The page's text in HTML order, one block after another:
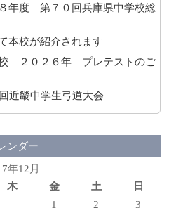
年度 第７０回兵庫県中学校総
本校が紹介されます
２０２６年 プレテストのご
近畿中学生弓道大会
ンダー
年12月
木 金 土 日
1 2
3